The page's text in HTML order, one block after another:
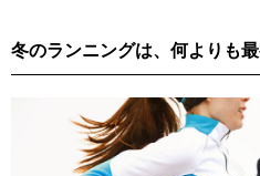
冬のランニングは、何よりも